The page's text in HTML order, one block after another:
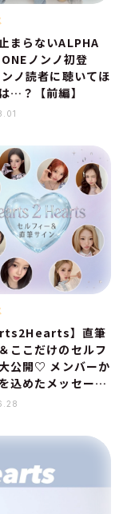
まらないALPHA
ノンノ初登
ノ読者に聴いてほ
…？【前編】
】直筆
ここだけのセルフ
公開♡ メンバーか
込めたメッセージ
】